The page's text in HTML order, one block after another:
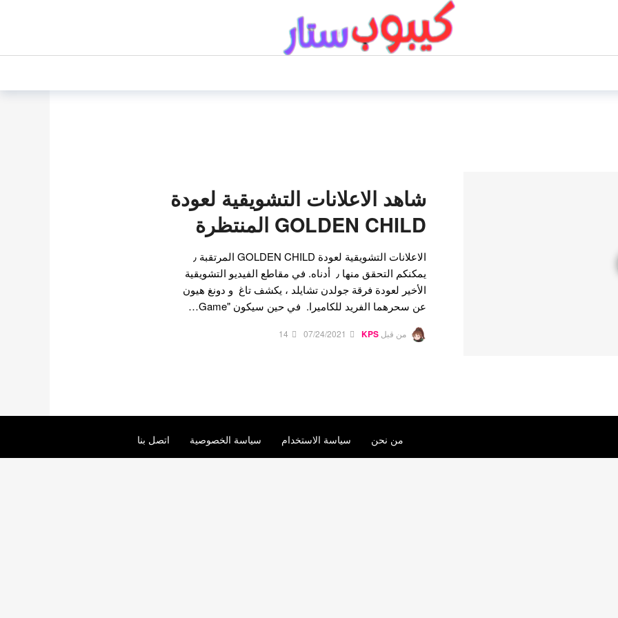
شاهد الاعلانات التشويقية لعودة
GOLDEN CHILD المنتظرة
الاعلانات التشويقية لعودة GOLDEN CHILD المرتقبة ٫
يمكنكم التحقق منها ٫ أدناه. في مقاطع الفيديو التشويقية
الأخير لعودة فرقة جولدن تشايلد ، يكشف تاغ و دونغ هيون
عن سحرهما الفريد للكاميرا. في حين سيكون "Game…
من قبل KPS
07/24/2021
14
من نحن سياسة الاستخدام سياسة الخصوصية اتصل بنا